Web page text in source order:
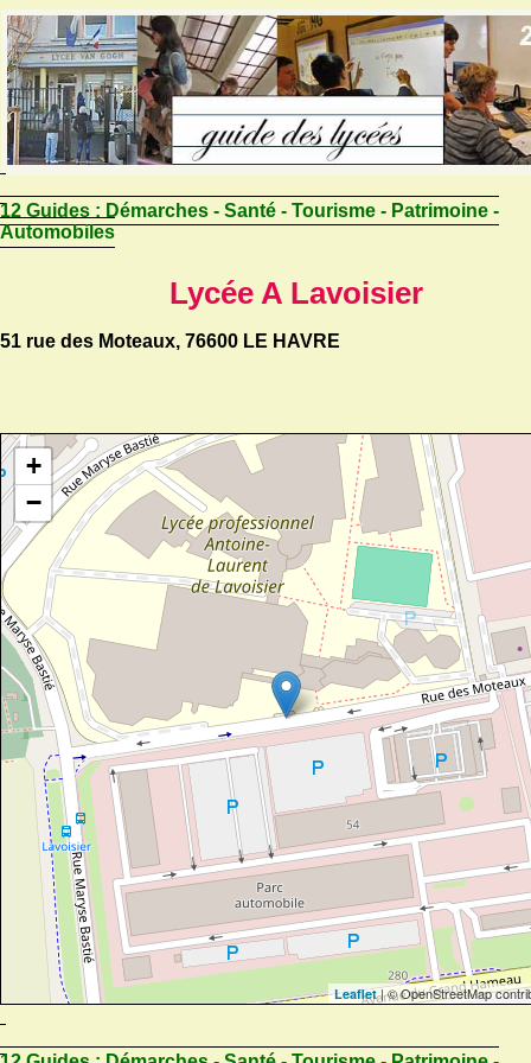
12 Guides : Démarches - Santé - Tourisme - Patrimoine -
Automobiles
Lycée A Lavoisier
51 rue des Moteaux, 76600 LE HAVRE
+
−
Leaflet| © OpenStreetMap